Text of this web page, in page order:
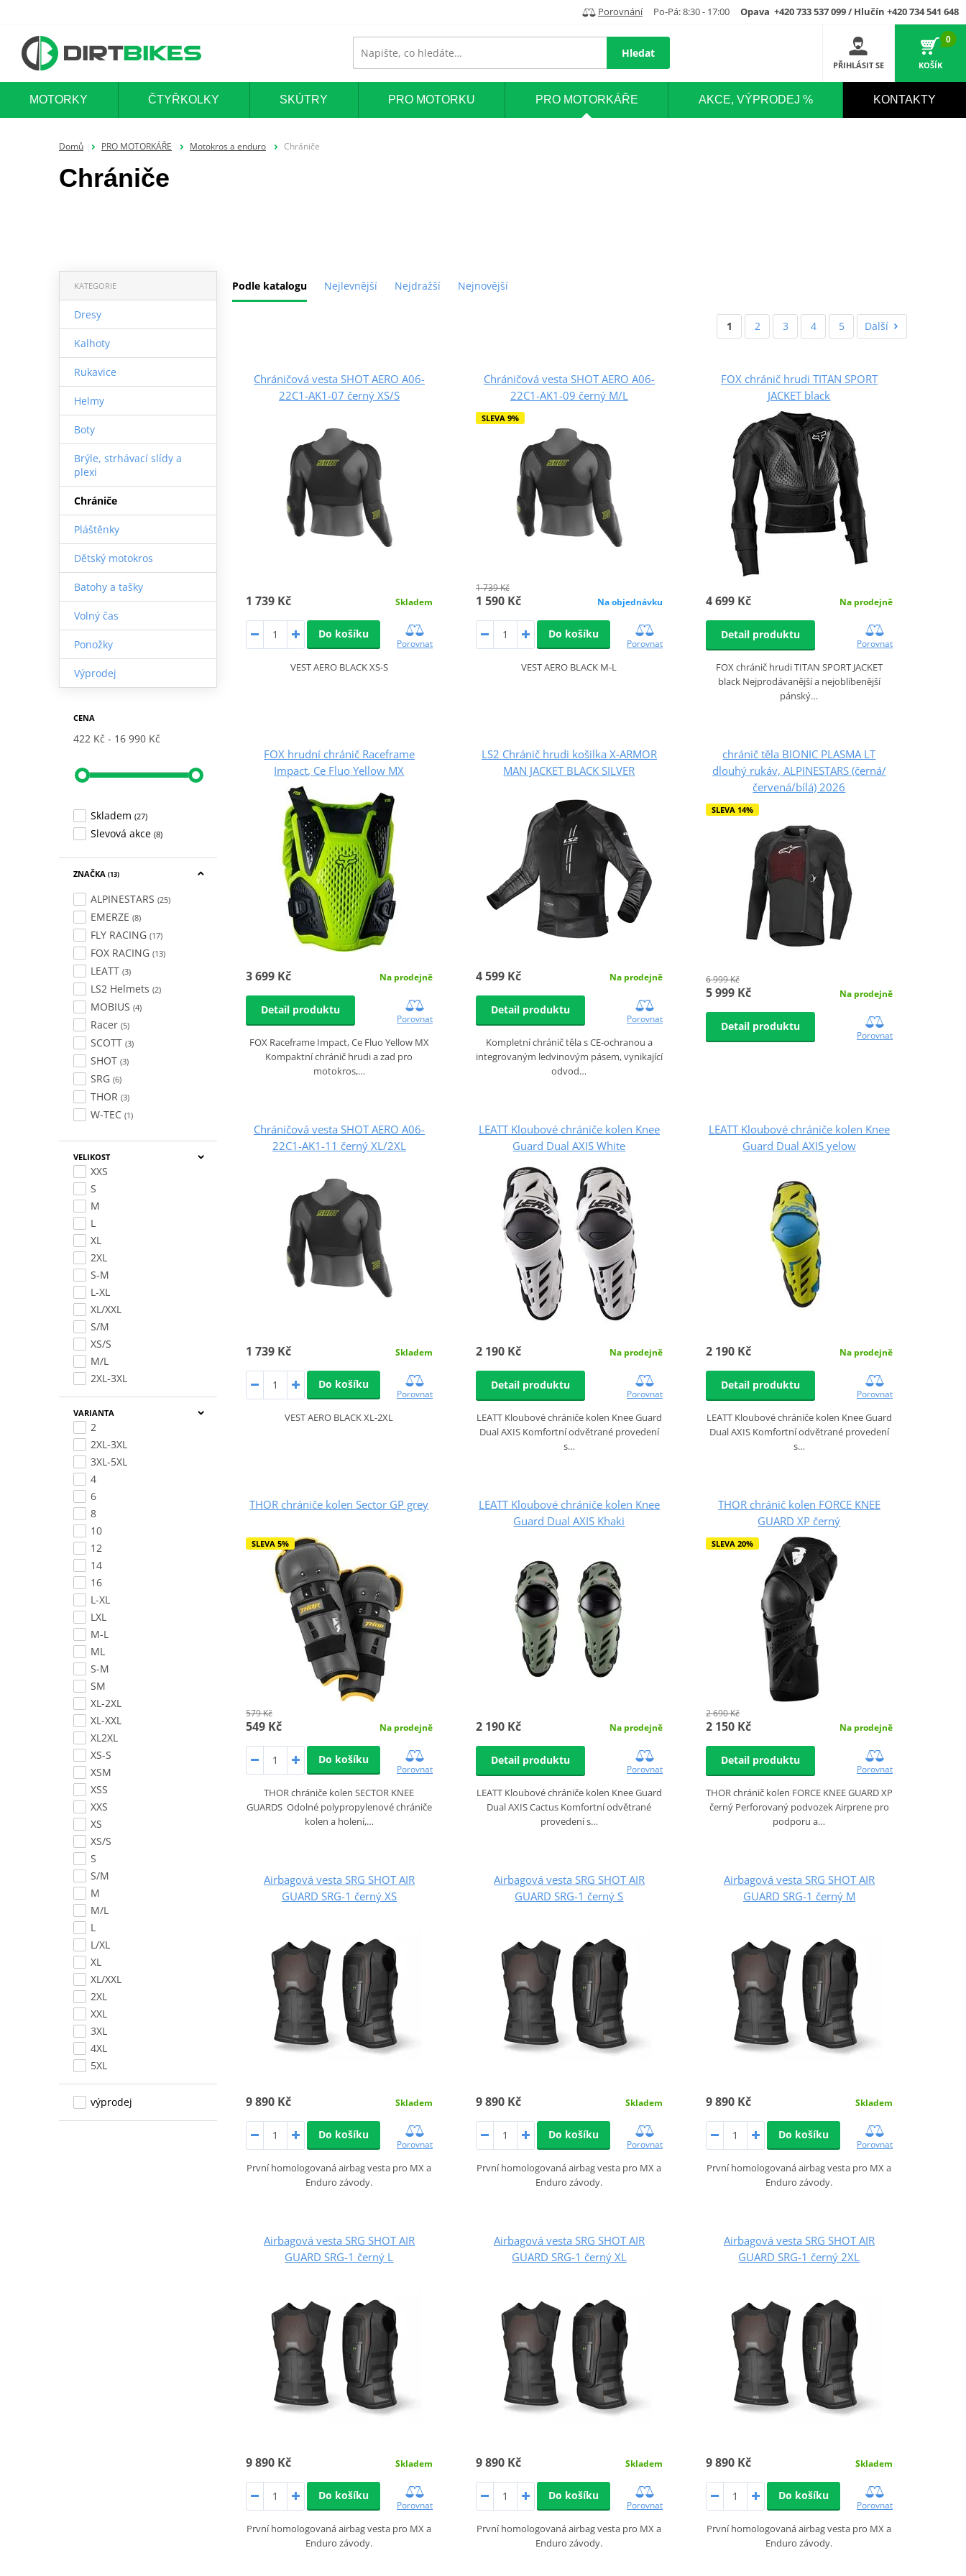
Porovnání Po-Pá: 8:30 - 17:00 Opava +420 733 537 099 / Hlučín +420 734 541 648
Hledat
PŘIHLÁSIT SE
0
KOŠÍK
MOTORKY ČTYŘKOLKY SKÚTRY PRO MOTORKU PRO MOTORKÁŘE AKCE, VÝPRODEJ % KONTAKTY
Domů PRO MOTORKÁŘE Motokros a enduro Chrániče
Chrániče
Podle katalogu Nejlevnější Nejdražší Nejnovější
KATEGORIE
Dresy
Kalhoty
Rukavice
Helmy
Boty
Brýle, strhávací slídy a
plexi
Chrániče
Pláštěnky
Dětský motokros
Batohy a tašky
Volný čas
Ponožky
Výprodej
CENA
422 Kč 16 990 Kč
Skladem (27)
Slevová akce (8)
ZNAČKA (13)
ALPINESTARS (25)
EMERZE (8)
FLY RACING (17)
FOX RACING (13)
LEATT (3)
LS2 Helmets (2)
MOBIUS (4)
Racer (5)
SCOTT (3)
SHOT (3)
SRG (6)
THOR (3)
W-TEC (1)
VELIKOST
XXS
S
M
L
XL
2XL
S-M
L-XL
XL/XXL
S/M
XS/S
M/L
2XL-3XL
VARIANTA
2
2XL-3XL
3XL-5XL
4
6
8
10
12
14
16
L-XL
LXL
M-L
ML
S-M
SM
XL-2XL
XL-XXL
XL2XL
XS-S
XSM
XSS
XXS
XS
XS/S
S
S/M
M
M/L
L
L/XL
XL
XL/XXL
2XL
XXL
3XL
4XL
5XL
výprodej
1 2 3 4 5 Další
Chráničová vesta SHOT AERO A06-
22C1-AK1-07 černý XS/S
1 739 Kč Skladem
Do košíku
Porovnat
VEST AERO BLACK XS-S
Chráničová vesta SHOT AERO A06-
22C1-AK1-09 černý M/L
SLEVA 9%
1 739 Kč
1 590 Kč Na objednávku
Do košíku
Porovnat
VEST AERO BLACK M-L
FOX chránič hrudi TITAN SPORT
JACKET black
4 699 Kč Na prodejně
Detail produktu
Porovnat
FOX chránič hrudi TITAN SPORT JACKET
black Nejprodávanější a nejoblíbenější
pánský…
FOX hrudní chránič Raceframe
Impact, Ce Fluo Yellow MX
3 699 Kč Na prodejně
Detail produktu
Porovnat
FOX Raceframe Impact, Ce Fluo Yellow MX
Kompaktní chránič hrudi a zad pro
motokros,…
LS2 Chránič hrudi košilka X-ARMOR
MAN JACKET BLACK SILVER
4 599 Kč Na prodejně
Detail produktu
Porovnat
Kompletní chránič těla s CE-ochranou a
integrovaným ledvinovým pásem, vynikající
odvod…
chránič těla BIONIC PLASMA LT
dlouhý rukáv, ALPINESTARS (černá/
červená/bílá) 2026
SLEVA 14%
6 999 Kč
5 999 Kč Na prodejně
Detail produktu
Porovnat
Chráničová vesta SHOT AERO A06-
22C1-AK1-11 černý XL/2XL
1 739 Kč Skladem
Do košíku
Porovnat
VEST AERO BLACK XL-2XL
LEATT Kloubové chrániče kolen Knee
Guard Dual AXIS White
2 190 Kč Na prodejně
Detail produktu
Porovnat
LEATT Kloubové chrániče kolen Knee Guard
Dual AXIS Komfortní odvětrané provedení
s…
LEATT Kloubové chrániče kolen Knee
Guard Dual AXIS yelow
2 190 Kč Na prodejně
Detail produktu
Porovnat
LEATT Kloubové chrániče kolen Knee Guard
Dual AXIS Komfortní odvětrané provedení
s…
THOR chrániče kolen Sector GP grey
SLEVA 5%
579 Kč
549 Kč Na prodejně
Do košíku
Porovnat
THOR chrániče kolen SECTOR KNEE
GUARDS Odolné polypropylenové chrániče
kolen a holení,…
LEATT Kloubové chrániče kolen Knee
Guard Dual AXIS Khaki
2 190 Kč Na prodejně
Detail produktu
Porovnat
LEATT Kloubové chrániče kolen Knee Guard
Dual AXIS Cactus Komfortní odvětrané
provedení s…
THOR chránič kolen FORCE KNEE
GUARD XP černý
SLEVA 20%
2 690 Kč
2 150 Kč Na prodejně
Detail produktu
Porovnat
THOR chránič kolen FORCE KNEE GUARD XP
černý Perforovaný podvozek Airprene pro
podporu a…
Airbagová vesta SRG SHOT AIR
GUARD SRG-1 černý XS
9 890 Kč Skladem
Do košíku
Porovnat
První homologovaná airbag vesta pro MX a
Enduro závody.
Airbagová vesta SRG SHOT AIR
GUARD SRG-1 černý S
9 890 Kč Skladem
Do košíku
Porovnat
První homologovaná airbag vesta pro MX a
Enduro závody.
Airbagová vesta SRG SHOT AIR
GUARD SRG-1 černý M
9 890 Kč Skladem
Do košíku
Porovnat
První homologovaná airbag vesta pro MX a
Enduro závody.
Airbagová vesta SRG SHOT AIR
GUARD SRG-1 černý L
9 890 Kč Skladem
Do košíku
Porovnat
První homologovaná airbag vesta pro MX a
Enduro závody.
Airbagová vesta SRG SHOT AIR
GUARD SRG-1 černý XL
9 890 Kč Skladem
Do košíku
Porovnat
První homologovaná airbag vesta pro MX a
Enduro závody.
Airbagová vesta SRG SHOT AIR
GUARD SRG-1 černý 2XL
9 890 Kč Skladem
Do košíku
Porovnat
První homologovaná airbag vesta pro MX a
Enduro závody.